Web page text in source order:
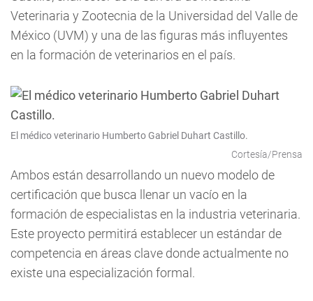
Veterinaria y Zootecnia de la Universidad del Valle de
México (UVM) y una de las figuras más influyentes
en la formación de veterinarios en el país.
El médico veterinario Humberto Gabriel Duhart Castillo.
Cortesía/Prensa
Ambos están desarrollando un nuevo modelo de
certificación que busca llenar un vacío en la
formación de especialistas en la industria veterinaria.
Este proyecto permitirá establecer un estándar de
competencia en áreas clave donde actualmente no
existe una especialización formal.